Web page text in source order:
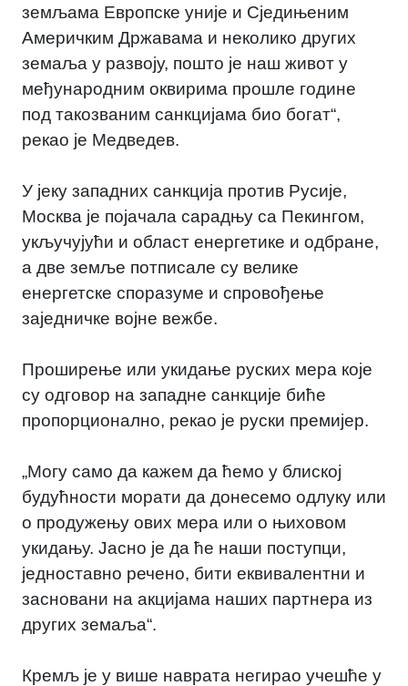
земљама Европске уније и Сједињеним
Америчким Државама и неколико других
земаља у развоју, пошто је наш живот у
међународним оквирима прошле године
под такозваним санкцијама био богат“,
рекао је Медведев.
У јеку западних санкција против Русије,
Москва је појачала сарадњу са Пекингом,
укључујући и област енергетике и одбране,
а две земље потписале су велике
енергетске споразуме и спровођење
заједничке војне вежбе.
Проширење или укидање руских мера које
су одговор на западне санкције биће
пропорционално, рекао је руски премијер.
„Могу само да кажем да ћемо у блиској
будућности морати да донесемо одлуку или
о продужењу ових мера или о њиховом
укидању. Јасно је да ће наши поступци,
једноставно речено, бити еквивалентни и
засновани на акцијама наших партнера из
других земаља“.
Кремљ је у више наврата негирао учешће у